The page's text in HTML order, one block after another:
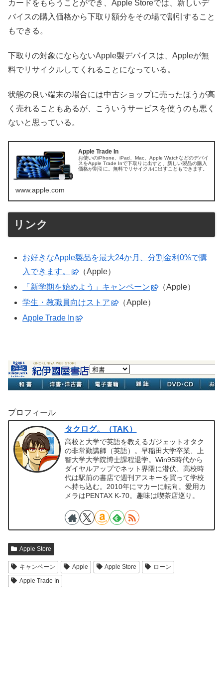
カードをもらうことができ、Apple Storeでは、新しいデ
バイスの購入価格から下取り額分をその場で割引すること
もできる。
下取りの対象にならないApple製デバイスは、Appleが無
料でリサイクルしてくれることになっている。
状態の良い端末の場合には中古ショップに売ったほうが高
く売れることもあるが、こういうサービスを使うのも悪く
ないと思っている。
Apple Trade In
お使いのiPhone、iPad、Mac、Apple Watchなどのデバイ
スをApple Trade Inで下取りに出すと、新しい製品の購入
価格が割引に。無料でリサイクルに出すこともできます。
www.apple.com
リンク
お好きなApple製品を最大24か月、分割金利0%で購
入できます。
（Apple）
「新学期を始めよう」キャンペーン
（Apple）
学生・教職員向けストア
（Apple）
Apple Trade In
プロフィール
タクログ。（TAK）
高校と大学で英語を教えるガジェットオタク
の非常勤講師（英語）。早稲田大学卒業、上
智大学大学院博士課程退学。Win95時代から
ダイヤルアップでネット界隈に潜伏、高校時
代は駅前の書店で週刊アスキーを買って学校
へ持ち込む。2010年にマカーに転向。愛用カ
メラはPENTAX K-70。趣味は喫茶店巡り。
Apple Store
キャンペーン Apple Apple Store
ローン
Apple Trade In